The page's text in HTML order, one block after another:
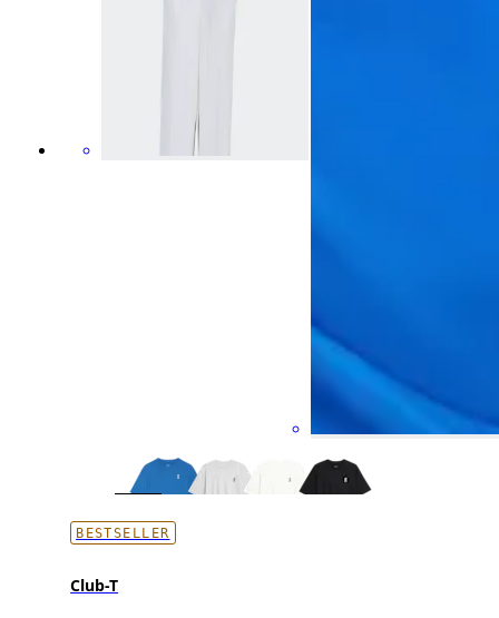
BESTSELLER
Club-T